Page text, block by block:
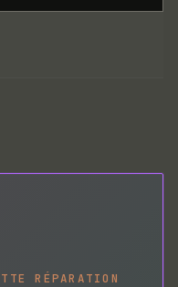
RÉPARATION